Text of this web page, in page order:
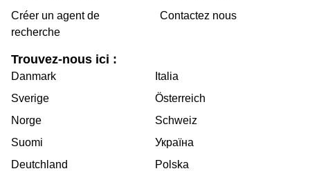
Créer un agent de
recherche
Contactez nous
Trouvez-nous ici :
Danmark
Sverige
Norge
Suomi
Deutchland
Italia
Österreich
Schweiz
Україна
Polska